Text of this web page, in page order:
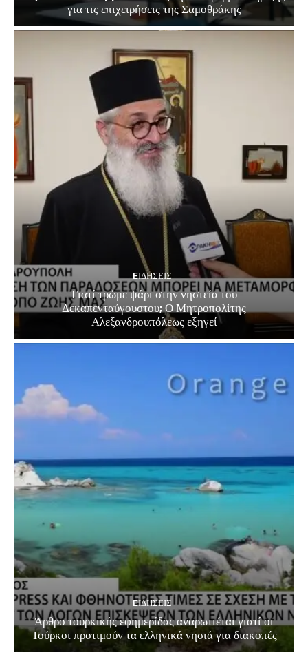
για τις επιχειρήσεις της Σαμοθράκης
EΙΔΗΣΕΙΣ
Γιατί τρώμε ψάρι στην νηστεία του
Δεκαπενταύγουστου; Ο Μητροπολίτης
Αλεξανδρουπόλεως εξηγεί
EΙΔΗΣΕΙΣ
Άρθρο τουρκικής εφημερίδας αναρωτιέται γιατί οι
Τούρκοι προτιμούν τα ελληνικά νησιά για διακοπές